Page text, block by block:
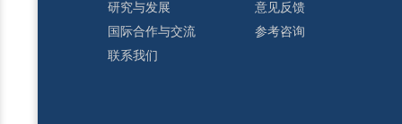
研究与发展
国际合作与交流
联系我们
意见反馈
参考咨询